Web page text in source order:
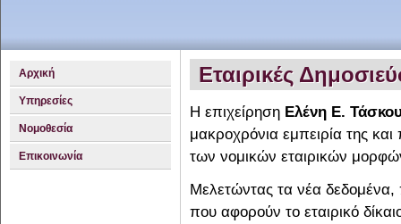
Αρχική
Υπηρεσίες
Νομοθεσία
Επικοινωνία
Εταιρικές
Η επιχείρηση Ελένη Ε.
μακροχρόνια εμπειρία της
των νομικών εταιρικών
Μελετώντας τα νέα
που αφορούν το εταιρικό